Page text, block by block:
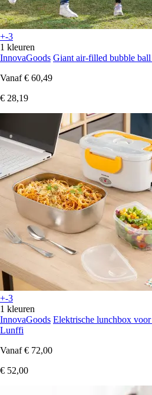
+-3
1 kleuren
InnovaGoods Giant air-filled bubble
Vanaf € 60,49
€ 28,19
+-3
1 kleuren
InnovaGoods Elektrische lunchbox
Lunffi
Vanaf € 72,00
€ 52,00